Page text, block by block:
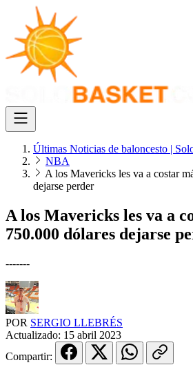
Últimas Noticias de baloncesto |
NBA
A los Mavericks les va a costar
dejarse perder
A los Mavericks les va a
750.000 dólares dejarse
-------
POR SERGIO LLEBRÉS
Actualizado: 15 abril 2023
Compartir: